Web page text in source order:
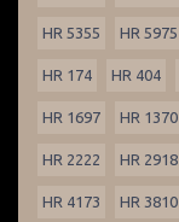
HR 5355 HR 5975
HR 174 HR 404
HR 1697 HR 1370
HR 2222 HR 2918
HR 4173 HR 3810